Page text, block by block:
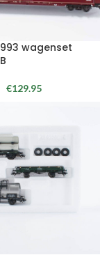
wagenset
€129.95